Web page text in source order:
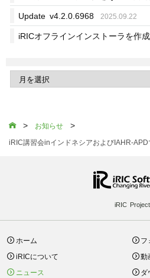
Update v4.2.0.6968 2025.09.22
iRICオフラインインストーラを作成
 > お知らせ >
iRIC講習会inインドネシアおよびIAHR-
iRIC Project
ホーム
iRICについて
ニュース
フ
動
ダ